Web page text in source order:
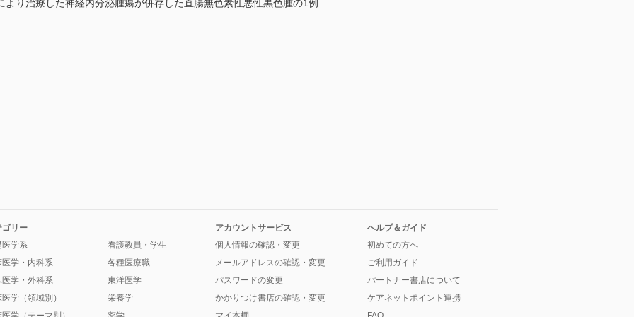
り治療した神経内分泌腫瘍が併存した直腸無色素性悪性黒色腫の1例
ゴリー
医学系
医学・内科系
医学・外科系
学（領域別）
看護教員・学生
各種医療職
東洋医学
栄養学
アカウントサービス
個人情報の確認・変更
メールアドレスの確認・変更
パスワードの変更
かかりつけ書店の確認・変更
ヘルプ＆ガイド
初めての方へ
ご利用ガイド
パートナー書店について
ケアネットポイント連携